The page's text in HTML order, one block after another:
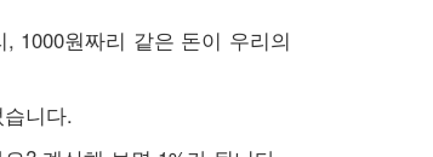
1000원짜리 같은 돈이 우리의
니다.